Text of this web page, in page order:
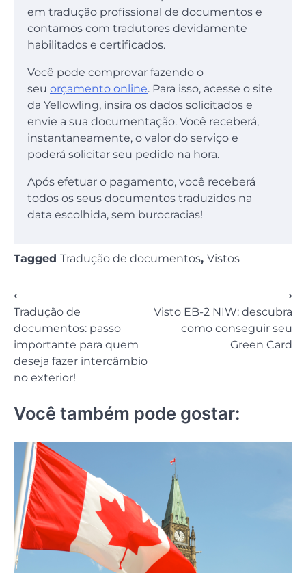
em tradução profissional de documentos e
contamos com tradutores devidamente
habilitados e certificados.
Você pode comprovar fazendo o
seu orçamento online. Para isso, acesse o site
da Yellowling, insira os dados solicitados e
envie a sua documentação. Você receberá,
instantaneamente, o valor do serviço e
poderá solicitar seu pedido na hora.
Após efetuar o pagamento, você receberá
todos os seus documentos traduzidos na
data escolhida, sem burocracias!
Tagged Tradução de documentos, Vistos
Navegação
de
Post
⟵
Tradução de
documentos: passo
importante para quem
deseja fazer intercâmbio
no exterior!
Visto EB-2 NIW: descubra
como conseguir seu
Green Card
⟶
Você também pode gostar: